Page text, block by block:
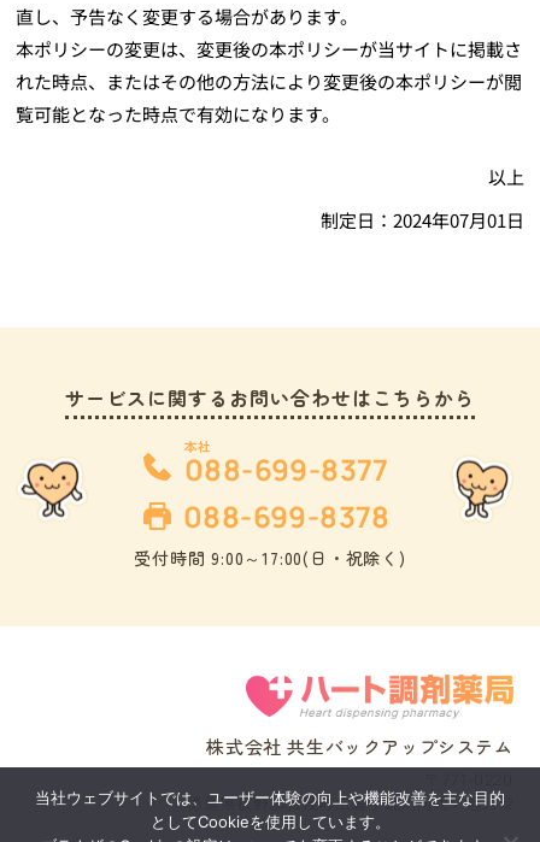
直し、予告なく変更する場合があります。
本ポリシーの変更は、変更後の本ポリシーが当サイトに掲載さ
れた時点、またはその他の方法により変更後の本ポリシーが閲
覧可能となった時点で有効になります。
以上
制定日：2024年07月01日
サービスに関するお問い合わせはこちらから
本社
088-699-8377
088-699-8378
受付時間 9:00～17:00(日・祝除く)
株式会社 共生バックアップシステム
徳島県板野郡松茂町広島字北川向弍ノ越99-2
当社ウェブサイトでは、ユーザー体験の向上や機能改善を主な目的
としてCookieを使用しています。